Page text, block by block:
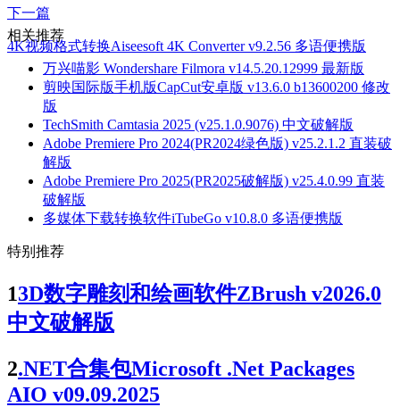
下一篇
4K视频格式转换Aiseesoft 4K Converter v9.2.56 多语便携版
相关推荐
万兴喵影 Wondershare Filmora v14.5.20.12999 最新版
剪映国际版手机版CapCut安卓版 v13.6.0 b13600200 修改
版
TechSmith Camtasia 2025 (v25.1.0.9076) 中文破解版
Adobe Premiere Pro 2024(PR2024绿色版) v25.2.1.2 直装破
解版
Adobe Premiere Pro 2025(PR2025破解版) v25.4.0.99 直装
破解版
多媒体下载转换软件iTubeGo v10.8.0 多语便携版
特别推荐
13D数字雕刻和绘画软件ZBrush v2026.0
中文破解版
2.NET合集包Microsoft .Net Packages
AIO v09.09.2025